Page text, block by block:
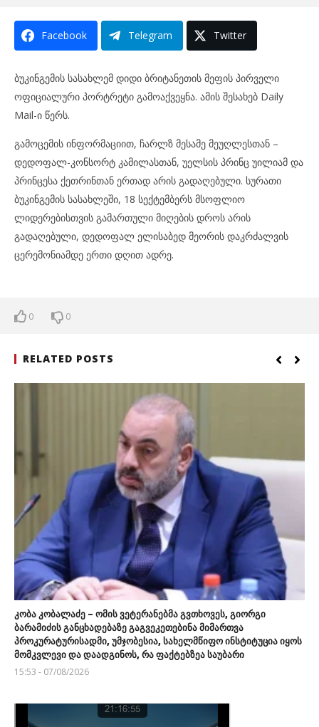
Facebook Telegram Twitter
ბუკინგემის სასახლემ დიდი ბრიტანეთის მეფის პირველი
ოფიციალური პორტრეტი გამოაქვეყნა. ამის შესახებ Daily
Mail-ი წერს.
გამოცემის ინფორმაციით, ჩარლზ მესამე მეუღლესთან –
დედოფალ-კონსორტ კამილასთან, უელსის პრინც უილიამ და
პრინცესა ქეთრინთან ერთად არის გადაღებული. სურათი
ბუკინგემის სასახლეში, 18 სექტემბერს მსოფლიო
ლიდერებისთვის გამართული მიღების დროს არის
გადაღებული, დედოფალ ელისაბედ მეორის დაკრძალვის
ცერემონიამდე ერთი დღით ადრე.
0 0
RELATED POSTS
კობა კობალაძე – ომის ვეტერანებმა გვთხოვეს, გიორგი
ბარამიძის განცხადებაზე გაგვეკეთებინა მიმართვა
პროკურატურისადმი, უმჯობესია, სახელმწიფო ინსტიტუცია იყოს
მომკვლევი და დაადგინოს, რა ფაქტებზეა საუბარი
15:53 - 07/08/2026